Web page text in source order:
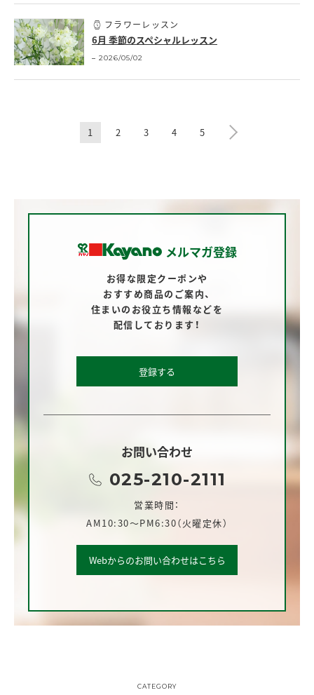
フラワーレッスン
6月 季節のスペシャルレッスン
2026/05/02
1 2 3 4 5
メルマガ登録
お得な限定クーポンや
おすすめ商品のご案内、
住まいのお役立ち情報などを
配信しております！
登録する
お問い合わせ
025-210-2111
営業時間：
AM10:30～PM6:30（火曜定休）
Webからのお問い合わせはこちら
CATEGORY